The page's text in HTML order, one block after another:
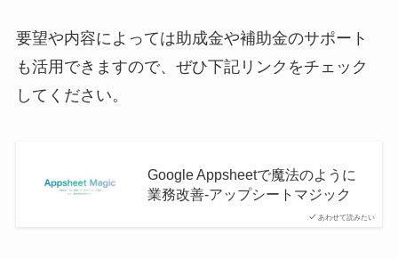
要望や内容によっては助成金や補助金のサポート
も活用できますので、ぜひ下記リンクをチェック
してください。
あわせて読みたい
Google Appsheetで魔法のように
業務改善-アップシートマジック